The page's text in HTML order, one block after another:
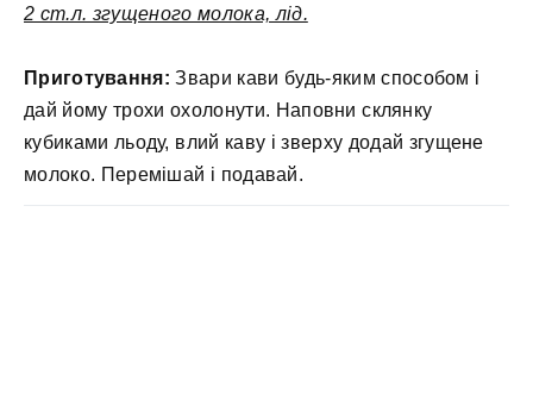
2 ст.л. згущеного молока, лід.
Приготування: Звари кави будь-яким способом і
дай йому трохи охолонути. Наповни склянку
кубиками льоду, влий каву і зверху додай згущене
молоко. Перемішай і подавай.